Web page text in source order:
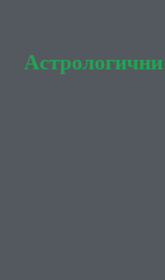
Астрологични